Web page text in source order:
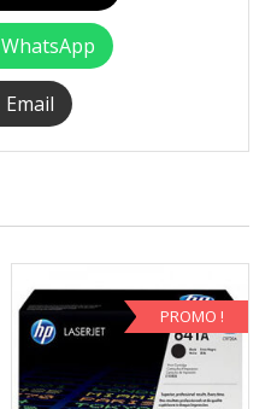
WhatsApp
Email
PROMO !